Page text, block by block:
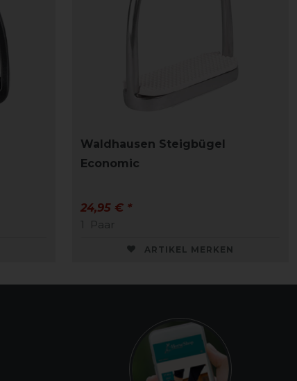
Waldhausen Steigbügel
Economic
24,95 € *
1
Paar
ARTIKEL MERKEN